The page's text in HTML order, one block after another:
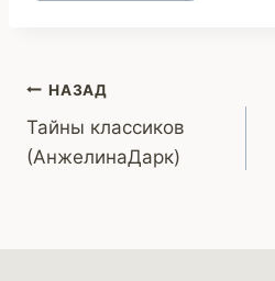
Навигация
по
записям
НАЗАД
Тайны классиков
(АнжелинаДарк)